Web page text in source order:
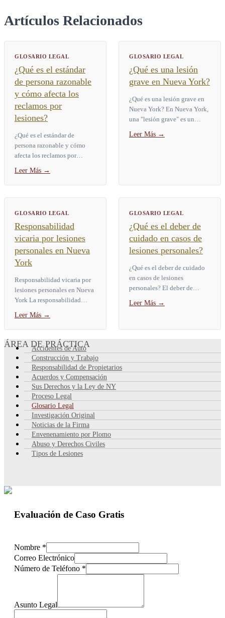
Artículos Relacionados
GLOSARIO LEGAL
¿Qué es el estándar
de persona razonable
y cómo afecta los
reclamos por
lesiones?
¿Qué es el estándar de
persona razonable y cómo
afecta los reclamos por
persona razonable es la
prueba legal que usan los
Leer Más →
GLOSARIO LEGAL
¿Qué es una lesión
grave en Nueva York?
¿Qué es una lesión grave en
Nueva York? En Nueva York,
una "lesión grave" es un
Ley de Seguros § 5102(d).
Leer Más →
GLOSARIO LEGAL
Responsabilidad
vicaria por lesiones
personales en Nueva
York
Responsabilidad vicaria por
lesiones personales en Nueva
York La responsabilidad
hace que una parte responda
por las lesiones...
Leer Más →
GLOSARIO LEGAL
¿Qué es el deber de
cuidado en casos de
lesiones personales?
¿Qué es el deber de cuidado
en casos de lesiones
personales? El deber de
legal de actuar como lo haría
Leer Más →
ÁREA DE PRÁCTICA
Accidentes de Auto
Construcción y Trabajo
Responsabilidad de Propietarios
Acuerdos y Compensación
Sus Derechos y la Ley de NY
Proceso Legal
Glosario Legal
Investigación Original
Noticias de la Firma
Envenenamiento por Plomo
Abuso y Derechos Civiles
Tipos de Lesiones
Evaluación de Caso Gratis
Nombre *
Correo Electrónico
Número de Teléfono *
Asunto Legal